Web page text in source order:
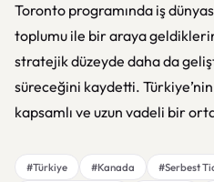
Toronto programında iş
toplumu ile bir araya
stratejik düzeyde daha da
süreceğini kaydetti.
kapsamlı ve uzun vadeli bir
#Türkiye #Kanada #Serbest